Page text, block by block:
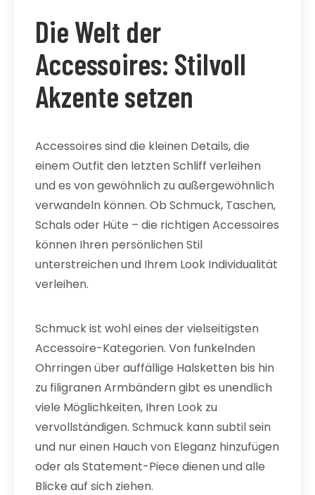
Die Welt der
Accessoires: Stilvoll
Akzente setzen
Accessoires sind die kleinen Details, die
einem Outfit den letzten Schliff verleihen
und es von gewöhnlich zu außergewöhnlich
verwandeln können. Ob Schmuck, Taschen,
Schals oder Hüte – die richtigen Accessoires
können Ihren persönlichen Stil
unterstreichen und Ihrem Look Individualität
verleihen.
Schmuck ist wohl eines der vielseitigsten
Accessoire-Kategorien. Von funkelnden
Ohrringen über auffällige Halsketten bis hin
zu filigranen Armbändern gibt es unendlich
viele Möglichkeiten, Ihren Look zu
vervollständigen. Schmuck kann subtil sein
und nur einen Hauch von Eleganz hinzufügen
oder als Statement-Piece dienen und alle
Blicke auf sich ziehen.